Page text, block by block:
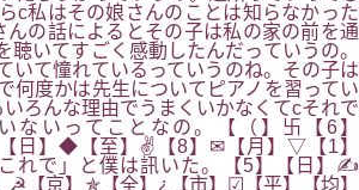
c私はその娘さんのことは知らなかった
んの話によるとその子は私の家の前を通
聴いてすごく感動したんだっていうの。
いて憧れているっていうのね。その子は
何度かは先生についてピアノを習ってい
ろんな理由でうまくいかなくてcそれで
ないってことなの。【（】卐【6】
日】◆【至】✌【8】✉【月】▽【1】
れで」と僕は訊いた。【5】【日】✍
☭【京】✯【全】¿【市】☑【平】【均】